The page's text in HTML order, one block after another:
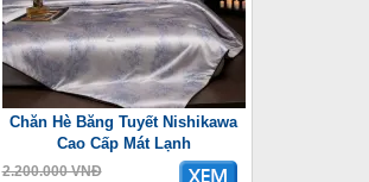
Chăn Hè Băng Tuyết Nishikawa
Cao Cấp Mát Lạnh
2.200.000 VNĐ